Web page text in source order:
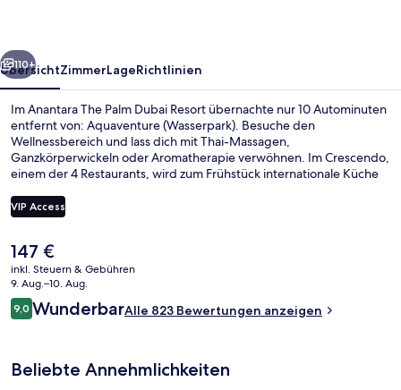
Weiter
110+
ÜbersichtZimmerLageRichtlinien
Im Anantara The Palm Dubai Resort übernachte nur 10 Autominuten
entfernt von: Aquaventure (Wasserpark). Besuche den
Wellnessbereich und lass dich mit Thai-Massagen,
Ganzkörperwickeln oder Aromatherapie verwöhnen. Im Crescendo,
einem der 4 Restaurants, wird zum Frühstück internationale Küche
eine Strandbar, ein Fitnesscenter sowie einen Fitnessbereich.
Andere Reisende lieben das hilfsbereite Personal.
VIP Access
Der
aktuelle
Preis
beträgt
147 €.
147 €
inkl. Steuern & Gebühren
9. Aug.–10. Aug.
Bewertungen
9,09,0 von 10.
WunderbarAlle 823 Bewertungen anzeigen
Beliebte Annehmlichkeiten